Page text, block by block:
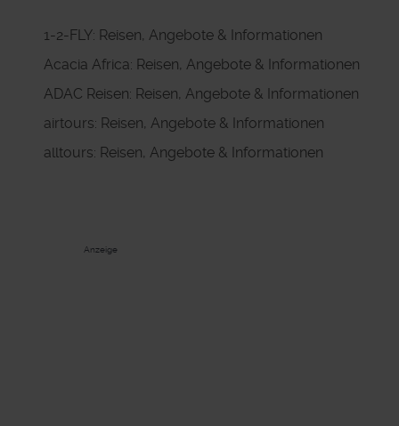
1-2-FLY: Reisen, Angebote & Informationen
Acacia Africa: Reisen, Angebote & Informationen
ADAC Reisen: Reisen, Angebote & Informationen
airtours: Reisen, Angebote & Informationen
alltours: Reisen, Angebote & Informationen
Anzeige